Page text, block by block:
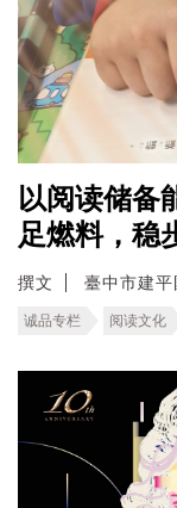
以阅读储备
足燃料，稳
撰文 臺中市建
诚品专栏 阅读文化